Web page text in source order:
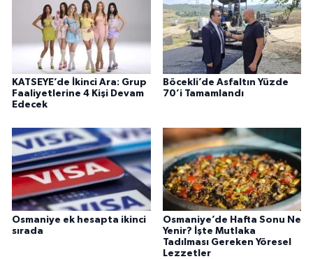
KATSEYE’de İkinci Ara: Grup
Faaliyetlerine 4 Kişi Devam
Edecek
Böcekli’de Asfaltın Yüzde
70’i Tamamlandı
Osmaniye ek hesapta ikinci
sırada
Osmaniye’de Hafta Sonu Ne
Yenir? İşte Mutlaka
Tadılması Gereken Yöresel
Lezzetler